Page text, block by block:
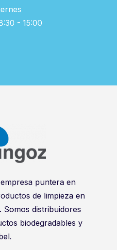
- 15:00
puntera en
de limpieza en
Somos distribuidores
biodegradables y